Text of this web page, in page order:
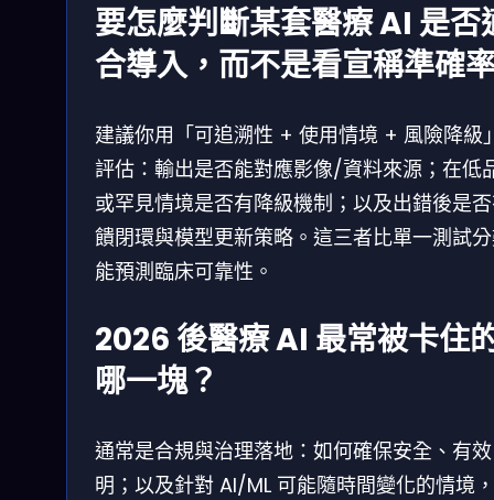
要怎麼判斷某套醫療 AI 是否
合導入，而不是看宣稱準確
建議你用「可追溯性 + 使用情境 + 風險降級
評估：輸出是否能對應影像/資料來源；在低
或罕見情境是否有降級機制；以及出錯後是
饋閉環與模型更新策略。這三者比單一測試
能預測臨床可靠性。
2026 後醫療 AI 最常被卡住
哪一塊？
通常是合規與治理落地：如何確保安全、有
明；以及針對 AI/ML 可能隨時間變化的情境